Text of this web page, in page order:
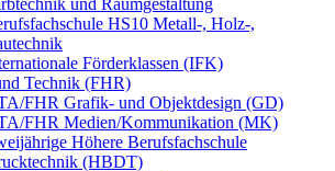
HS10 Metall-, Holz-,
Förderklassen (IFK)
Technik (FHR)
FHR Grafik- und Objektdesign (GD)
FHR Medien/Kommunikation (MK)
Höhere Berufsfachschule
(HBDT)